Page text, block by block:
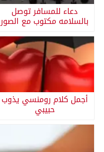
دعاء للمسافر توصل
بالسلامه مكتوب مع الصور
أجمل كلام رومنسي يذوب
حبيبي